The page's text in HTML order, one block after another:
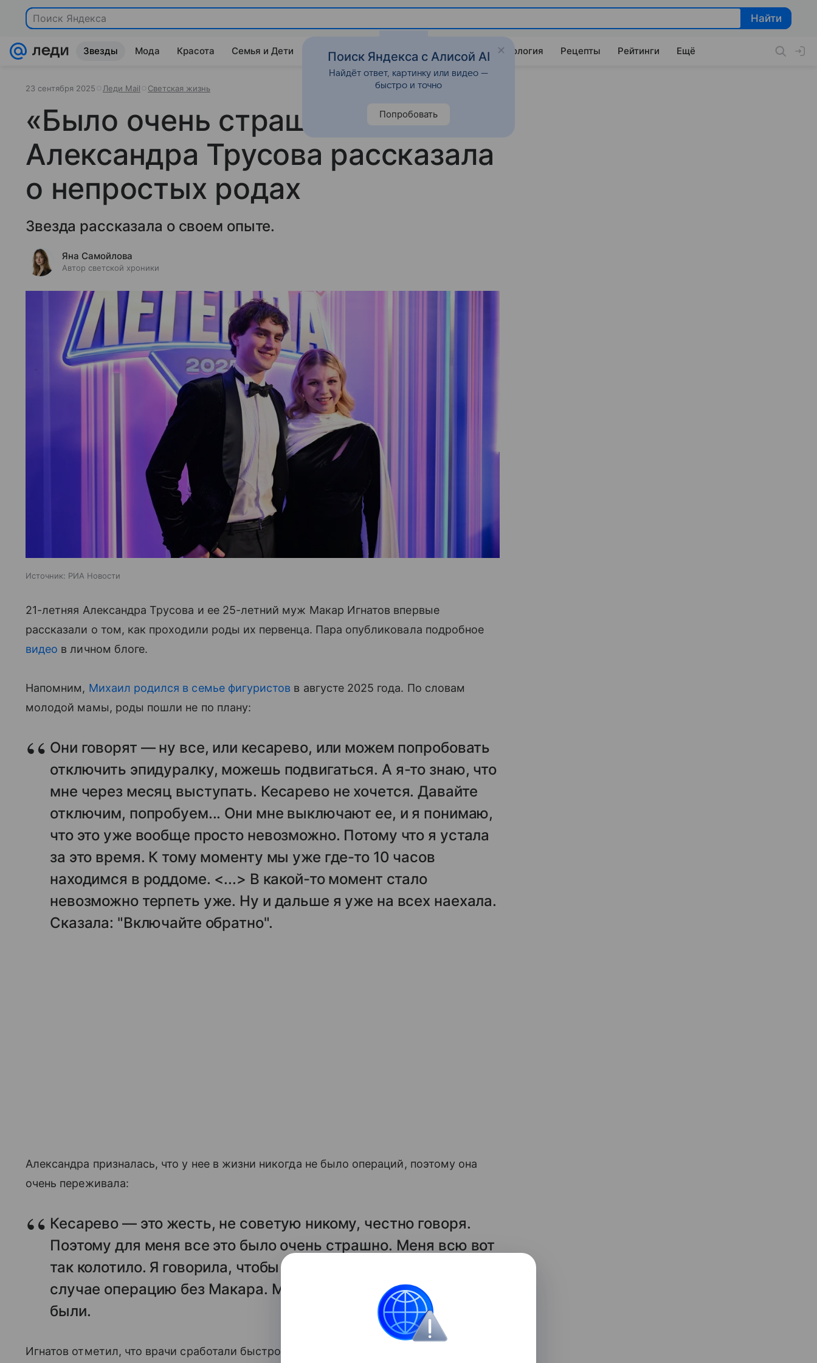
Найти
Найти
Звезды Мода Красота Семья и Дети Дом Гороскопы Стиль жизни Психология Рецепты Рейтинги Ещё
23 сентября 2025 Леди Mail Светская жизнь
«Было очень страшно»:
Александра Трусова рассказала
о непростых родах
Звезда рассказала о своем опыте.
Яна Самойлова
Автор светской хроники
Источник: РИА Новости
21-летняя Александра Трусова и ее 25-летний муж Макар Игнатов впервые
рассказали о том, как проходили роды их первенца. Пара опубликовала подробное
видео в личном блоге.
Напомним, Михаил родился в семье фигуристов в августе 2025 года. По словам
молодой мамы, роды пошли не по плану:
Они говорят — ну все, или кесарево, или можем попробовать
отключить эпидуралку, можешь подвигаться. А я-то знаю, что
мне через месяц выступать. Кесарево не хочется. Давайте
отключим, попробуем... Они мне выключают ее, и я понимаю,
что это уже вообще просто невозможно. Потому что я устала
за это время. К тому моменту мы уже где-то 10 часов
находимся в роддоме. <...> В какой-то момент стало
невозможно терпеть уже. Ну и дальше я уже на всех наехала.
Сказала: "Включайте обратно".
Александра призналась, что у нее в жизни никогда не было операций, поэтому она
очень переживала:
Кесарево — это жесть, не советую никому, честно говоря.
Поэтому для меня все это было очень страшно. Меня всю вот
так колотило. Я говорила, чтобы они не начинали ни в коем
случае операцию без Макара. Мне кажется, они все в шоке
были.
Игнатов отметил, что врачи сработали быстро и профессионально. В итоге малыш
Поиск Яндекса с Алисой AI
Найдёт ответ, картинку или видео —
быстро и точно
Попробовать